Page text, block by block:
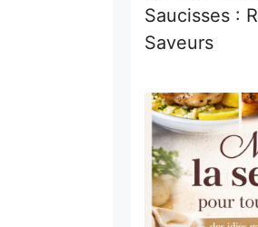
Saucisses :
Saveurs